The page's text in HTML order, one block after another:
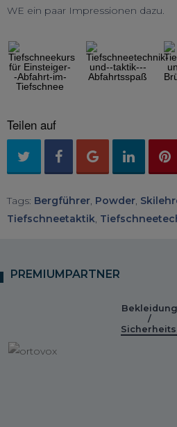
WE ein paar Impressionen dazu.
Slide
Teilen auf
Tags: Bergführer, Powder,
Tiefschneetaktik,
PREMIUMPARTNER
Bekleidung
/